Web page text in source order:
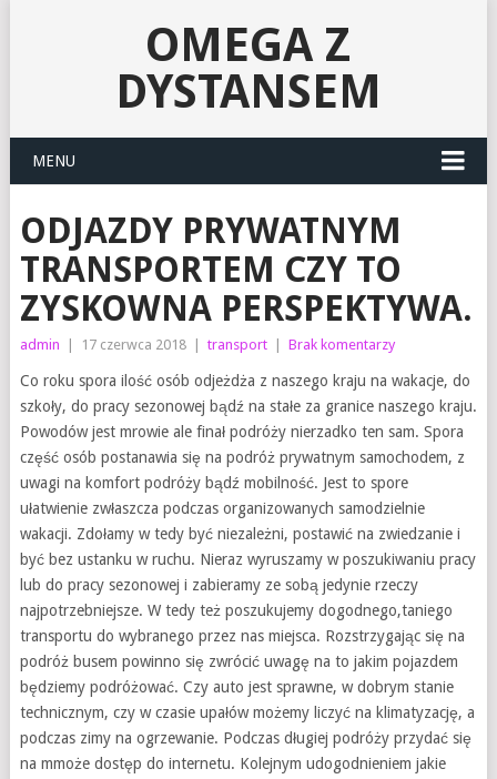
OMEGA Z
DYSTANSEM
MENU
ODJAZDY PRYWATNYM
TRANSPORTEM CZY TO
ZYSKOWNA PERSPEKTYWA.
admin 17 czerwca 2018 transport Brak komentarzy
Co roku spora ilość osób odjeżdża z naszego kraju na wakacje, do
szkoły, do pracy sezonowej bądź na stałe za granice naszego kraju.
Powodów jest mrowie ale finał podróży nierzadko ten sam. Spora
część osób postanawia się na podróż prywatnym samochodem, z
uwagi na komfort podróży bądź mobilność. Jest to spore
ułatwienie zwłaszcza podczas organizowanych samodzielnie
wakacji. Zdołamy w tedy być niezależni, postawić na zwiedzanie i
być bez ustanku w ruchu. Nieraz wyruszamy w poszukiwaniu pracy
lub do pracy sezonowej i zabieramy ze sobą jedynie rzeczy
najpotrzebniejsze. W tedy też poszukujemy dogodnego,taniego
transportu do wybranego przez nas miejsca. Rozstrzygając się na
podróż busem powinno się zwrócić uwagę na to jakim pojazdem
będziemy podróżować. Czy auto jest sprawne, w dobrym stanie
technicznym, czy w czasie upałów możemy liczyć na klimatyzację, a
podczas zimy na ogrzewanie. Podczas długiej podróży przydać się
na mmoże dostęp do internetu. Kolejnym udogodnieniem jakie